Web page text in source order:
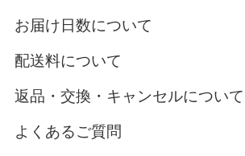
お届け日数について
配送料について
返品・交換・キャンセルについて
よくあるご質問